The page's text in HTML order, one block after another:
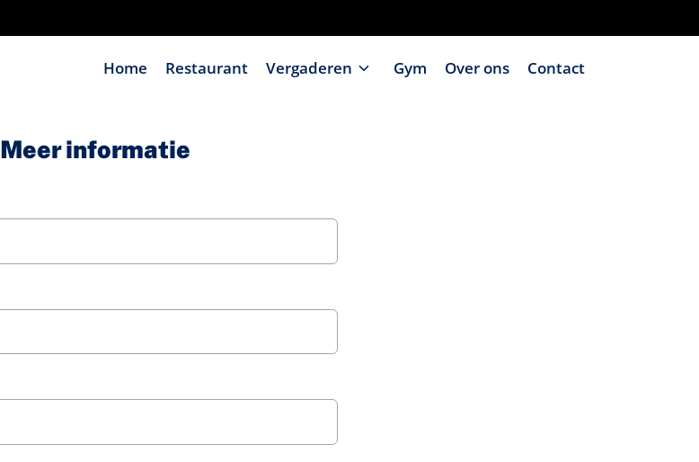
Home Restaurant Vergaderen Gym Over ons Contact
Meer informatie